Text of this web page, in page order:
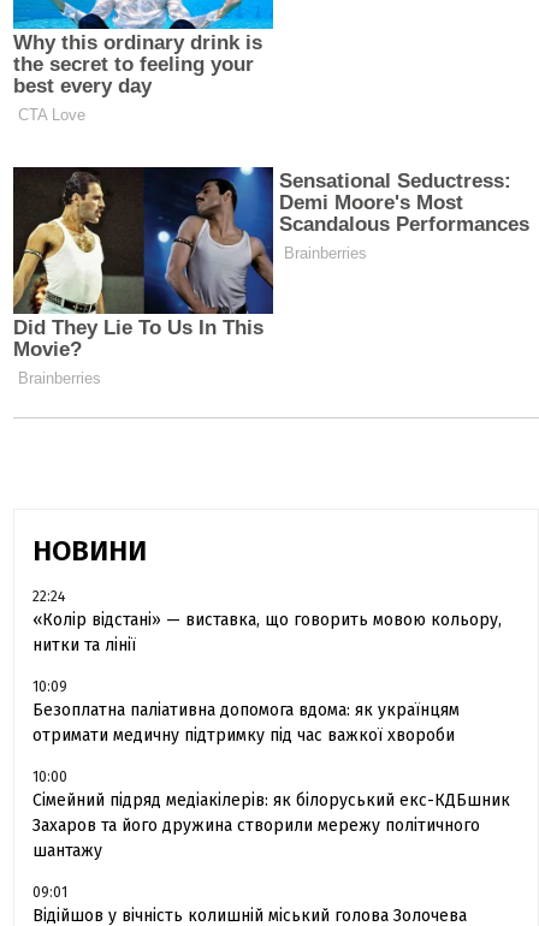
НОВИНИ
22:24
«Колір відстані» — виставка, що говорить мовою кольору,
нитки та лінії
10:09
Безоплатна паліативна допомога вдома: як українцям
отримати медичну підтримку під час важкої хвороби
10:00
Сімейний підряд медіакілерів: як білоруський екс-КДБшник
Захаров та його дружина створили мережу політичного
шантажу
09:01
Відійшов у вічність колишній міський голова Золочева